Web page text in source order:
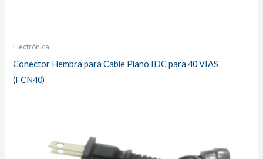
Electrónica
Conector Hembra para Cable Plano IDC para 40 VIAS
(FCN40)